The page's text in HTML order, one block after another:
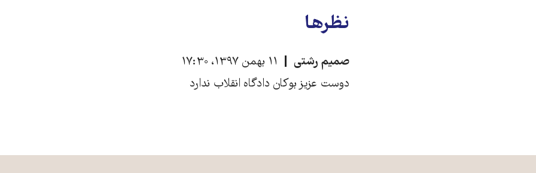
نظرها
صمیم رشتی
۱۱ بهمن ۱۳۹۷، ۱۷:۳۰
دوست عزیز بوکان دادگاه انقلاب ندارد